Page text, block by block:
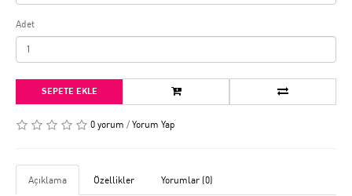
Adet
SEPETE EKLE
0 yorum / Yorum Yap
Açıklama Özellikler Yorumlar (0)